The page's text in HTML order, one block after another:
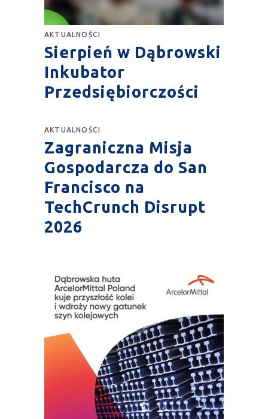
AKTUALNOŚCI
Sierpień w Dąbrowski
Inkubator
Przedsiębiorczości
AKTUALNOŚCI
Zagraniczna Misja
Gospodarcza do San
Francisco na
TechCrunch Disrupt
2026